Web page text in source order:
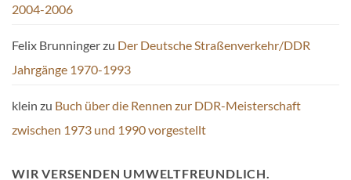
2004-2006
Felix Brunningerzu Der Deutsche Straßenverkehr/DDR
Jahrgänge 1970-1993
klein zu Buch über die Rennen zur DDR-Meisterschaft
zwischen 1973 und 1990 vorgestellt
WIR VERSENDEN UMWELTFREUNDLICH.